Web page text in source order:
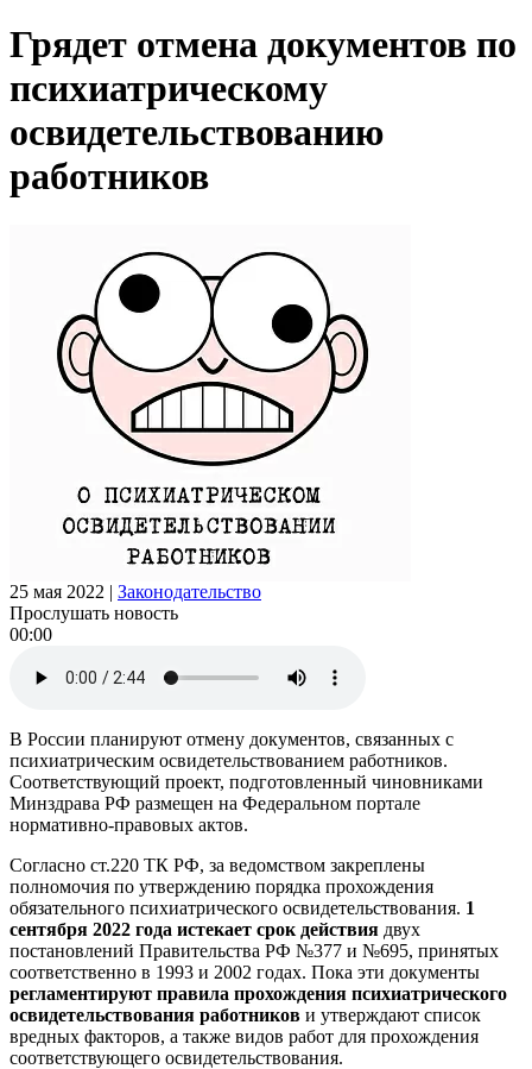
Грядет отмена документов по
психиатрическому
освидетельствованию
работников
25 мая 2022 | Законодательство
Прослушать новость
00:00
В России планируют отмену документов, связанных с
психиатрическим освидетельствованием работников.
Соответствующий проект, подготовленный чиновниками
Минздрава РФ размещен на Федеральном портале
нормативно-правовых актов.
Согласно ст.220 ТК РФ, за ведомством закреплены
полномочия по утверждению порядка прохождения
обязательного психиатрического освидетельствования. 1
сентября 2022 года истекает срок действия двух
постановлений Правительства РФ №377 и №695, принятых
соответственно в 1993 и 2002 годах. Пока эти документы
регламентируют правила прохождения психиатрического
освидетельствования работников и утверждают список
вредных факторов, а также видов работ для прохождения
соответствующего освидетельствования.